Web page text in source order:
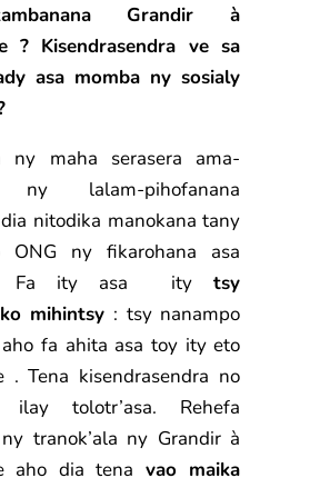
Grandir à
? Kisendrasendra ve sa
asa momba ny sosialy
ny maha serasera ama-
ny lalam-pihofanana
nitodika manokana tany
ONG ny fikarohana asa
Fa ity asa itytsy
mihintsy : tsy nanampo
fa ahita asa toy ity eto
. Tena kisendrasendra no
ilay tolotr’asa. Rehefa
tranok’ala ny Grandir à
aho dia tena vao maika